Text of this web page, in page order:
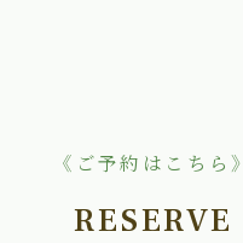
《ご予約はこちら》
RESERVE